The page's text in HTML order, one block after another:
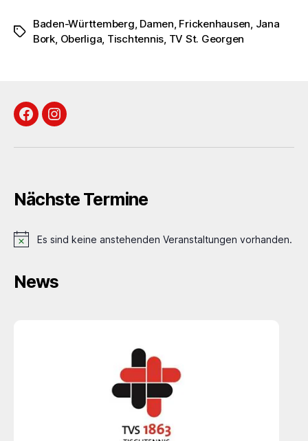
Schlagwörter
Baden-Württemberg, Damen, Frickenhausen, Jana
Bork, Oberliga, Tischtennis, TV St. Georgen
FacebookInstagram
Nächste Termine
H
w
Es sind keine anstehenden Veranstaltungen vorhanden.
News